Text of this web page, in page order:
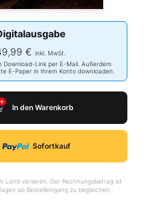
€ inkl. MwSt.
Download-Link per E-Mail. Außerdem
E-Paper in Ihrem Konto downloaden.
In den Warenkorb
Sofortkauf
Land variieren. Der Rechnungsbetrag ist
ab Bestelleingang zu begleichen.